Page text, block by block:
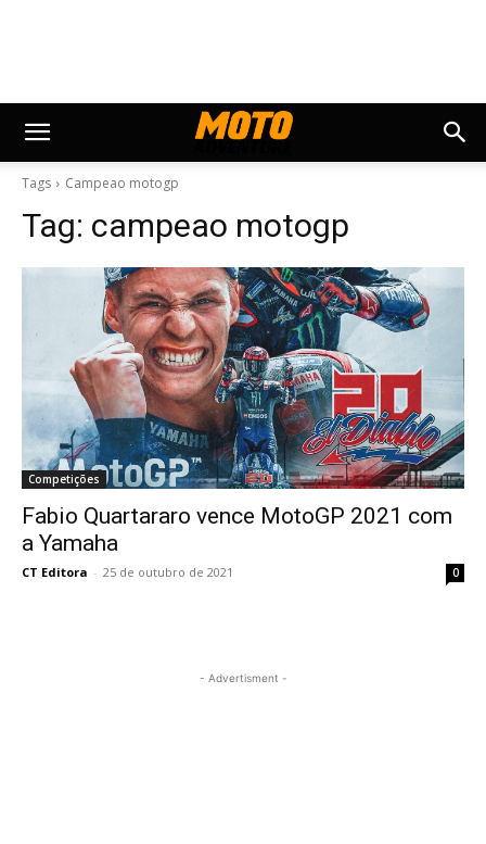
Tags Campeao motogp
Tag: campeao motogp
Competições
Fabio Quartararo vence MotoGP 2021 com
a Yamaha
CT Editora - 25 de outubro de 2021 0
- Advertisment -